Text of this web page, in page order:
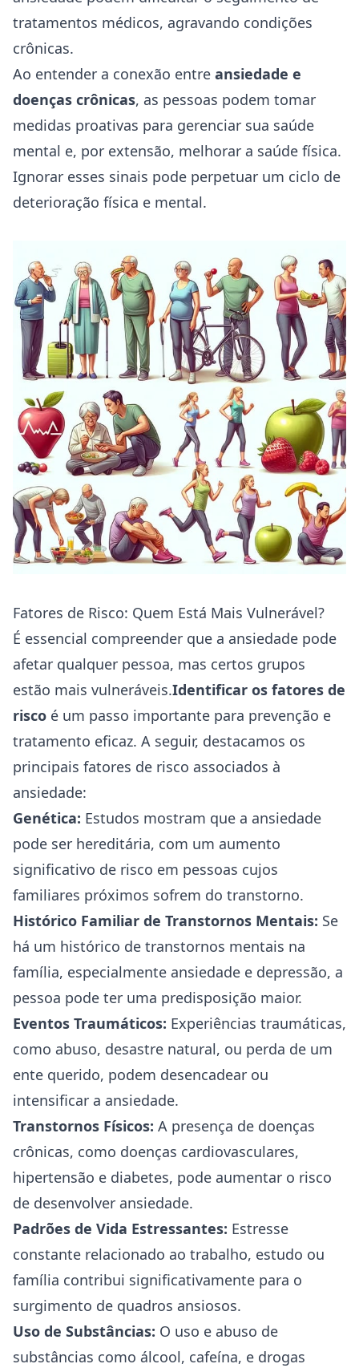
tratamentos médicos, agravando condições
crônicas.
Ao entender a conexão entre ansiedade e
doenças crônicas, as pessoas podem tomar
medidas proativas para gerenciar sua saúde
mental e, por extensão, melhorar a saúde física.
Ignorar esses sinais pode perpetuar um ciclo de
deterioração física e mental.
Fatores de Risco: Quem Está Mais Vulnerável?
É essencial compreender que a ansiedade pode
afetar qualquer pessoa, mas certos grupos
estão mais vulneráveis.Identificar os fatores de
risco é um passo importante para prevenção e
tratamento eficaz. A seguir, destacamos os
principais fatores de risco associados à
ansiedade:
Genética: Estudos mostram que a ansiedade
pode ser hereditária, com um aumento
significativo de risco em pessoas cujos
familiares próximos sofrem do transtorno.
Histórico Familiar de Transtornos Mentais: Se
há um histórico de transtornos mentais na
família, especialmente ansiedade e depressão, a
pessoa pode ter uma predisposição maior.
Eventos Traumáticos: Experiências traumáticas,
como abuso, desastre natural, ou perda de um
ente querido, podem desencadear ou
intensificar a ansiedade.
Transtornos Físicos: A presença de doenças
crônicas, como doenças cardiovasculares,
hipertensão e diabetes, pode aumentar o risco
de desenvolver ansiedade.
Padrões de Vida Estressantes: Estresse
constante relacionado ao trabalho, estudo ou
família contribui significativamente para o
surgimento de quadros ansiosos.
Uso de Substâncias: O uso e abuso de
substâncias como álcool, cafeína, e drogas